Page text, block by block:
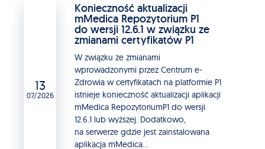
13
07/2026
Konieczność aktualizacji
mMedica Repozytorium P1
do wersji 12.6.1 w związku ze
zmianami certyfikatów P1
W związku ze zmianami
wprowadzonymi przez Centrum e-
Zdrowia w certyfikatach na platformie P1
istnieje konieczność aktualizacji aplikacji
mMedica RepozytoriumP1 do wersji
12.6.1 lub wyższej. Dodatkowo,
na serwerze gdzie jest zainstalowana
aplikacja mMedica...